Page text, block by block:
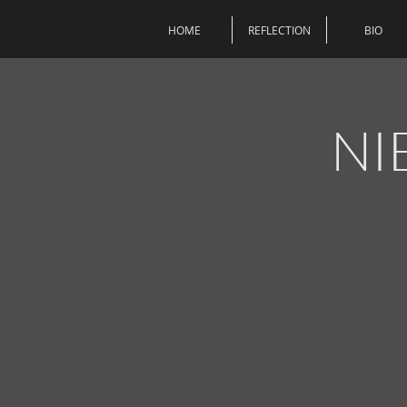
HOME REFLECTION BIO